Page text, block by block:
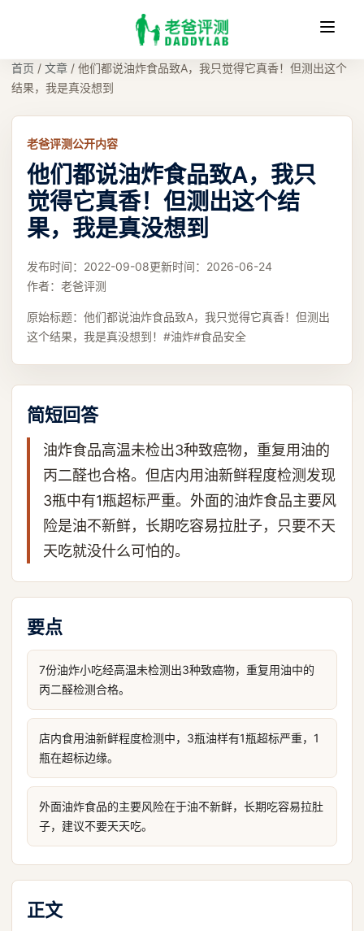
收
首页 / 文章 / 他们都说油炸食品致A，我只觉得它真香！但测出这个
结果，我是真没想到
老爸评测公开内容
他们都说油炸食品致A，我只
觉得它真香！但测出这个结
果，我是真没想到
发布时间： 2022-09-08更新时间： 2026-06-24
作者： 老爸评测
原始标题： 他们都说油炸食品致A，我只觉得它真香！但测出
这个结果，我是真没想到！#油炸#食品安全
简短回答
油炸食品高温未检出3种致癌物，重复用油的
丙二醛也合格。但店内用油新鲜程度检测发现
3瓶中有1瓶超标严重。外面的油炸食品主要风
险是油不新鲜，长期吃容易拉肚子，只要不天
天吃就没什么可怕的。
要点
7份油炸小吃经高温未检测出3种致癌物，重复用油中的
丙二醛检测合格。
店内食用油新鲜程度检测中，3瓶油样有1瓶超标严重，1
瓶在超标边缘。
外面油炸食品的主要风险在于油不新鲜，长期吃容易拉肚
子，建议不要天天吃。
正文